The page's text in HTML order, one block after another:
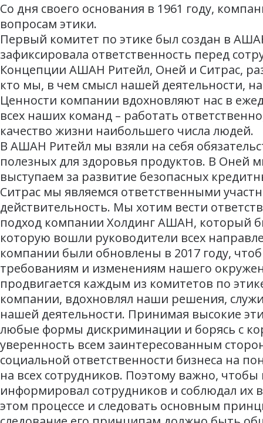
Со дня своего основания в 1961 году,
вопросам этики.
Первый комитет по этике был создан в
зафиксировала ответственность перед
Концепции АШАН Ритейл, Оней и Ситрас,
кто мы, в чем смысл нашей деятельности,
Ценности компании вдохновляют нас в
всех наших команд – работать
качество жизни наибольшего числа людей.
В АШАН Ритейл мы взяли на себя
полезных для здоровья продуктов. В Оней
выступаем за развитие безопасных
Ситрас мы являемся ответственными
действительность. Мы хотим вести
подход компании Холдинг АШАН, который
которую вошли руководители всех
компании были обновлены в 2017 году,
требованиям и изменениям нашего
продвигается каждым из комитетов по
компании, вдохновлял наши решения,
нашей деятельности. Принимая высокие
любые формы дискриминации и борясь с
уверенность всем заинтересованным
социальной ответственности бизнеса на
на всех сотрудников. Поэтому важно,
информировал сотрудников и соблюдал их
этом процессе и следовать основным